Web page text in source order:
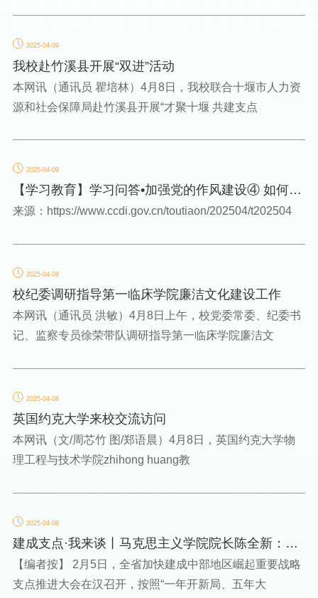
2025-04-09
我校赴竹溪县开展“双进”活动
本网讯（通讯员 瞿培林）4月8日，我校联合十堰市人力资
源和社会保障局赴竹溪县开展“才聚十堰 共建支点
2025-04-09
【学习教育】学习问答•加强党的作风建设④ 如何理
解八项规定一子...
来源：https://www.ccdi.gov.cn/toutiaon/202504/t202504
2025-04-08
校纪委调研指导第一临床学院廉洁文化建设工作
本网讯（通讯员 洪敏）4月8日上午，校党委常委、纪委书
记、监察专员徐荣带队调研指导第一临床学院廉洁文
2025-04-08
英国约克大学来校交流访问
本网讯（文/周芯竹 图/郑语晨）4月8日，英国约克大学物
理工程与技术学院zhihong huang教
2025-04-08
建成支点·我来谈丨马克思主义学院院长陈全新：医
路铸魂，赋能"支...
【编者按】 2月5日，全省加快建成中部地区崛起重要战略
支点推进大会在汉召开，按照“一年开新局、五年大